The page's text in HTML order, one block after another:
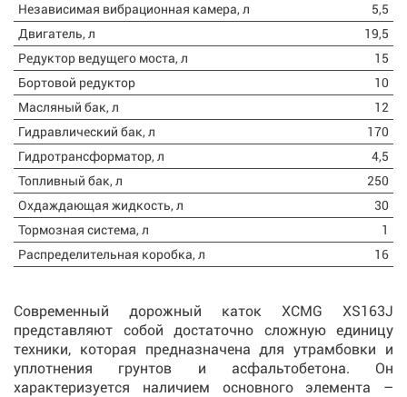
Независимая вибрационная камера, л
5,5
Двигатель, л
19,5
Редуктор ведущего моста, л
15
Бортовой редуктор
10
Масляный бак, л
12
Гидравлический бак, л
170
Гидротрансформатор, л
4,5
Топливный бак, л
250
Охдаждающая жидкость, л
30
Тормозная система, л
1
Распределительная коробка, л
16
Современный дорожный каток XCMG XS163J
представляют собой достаточно сложную единицу
техники, которая предназначена для утрамбовки и
уплотнения грунтов и асфальтобетона. Он
характеризуется наличием основного элемента –